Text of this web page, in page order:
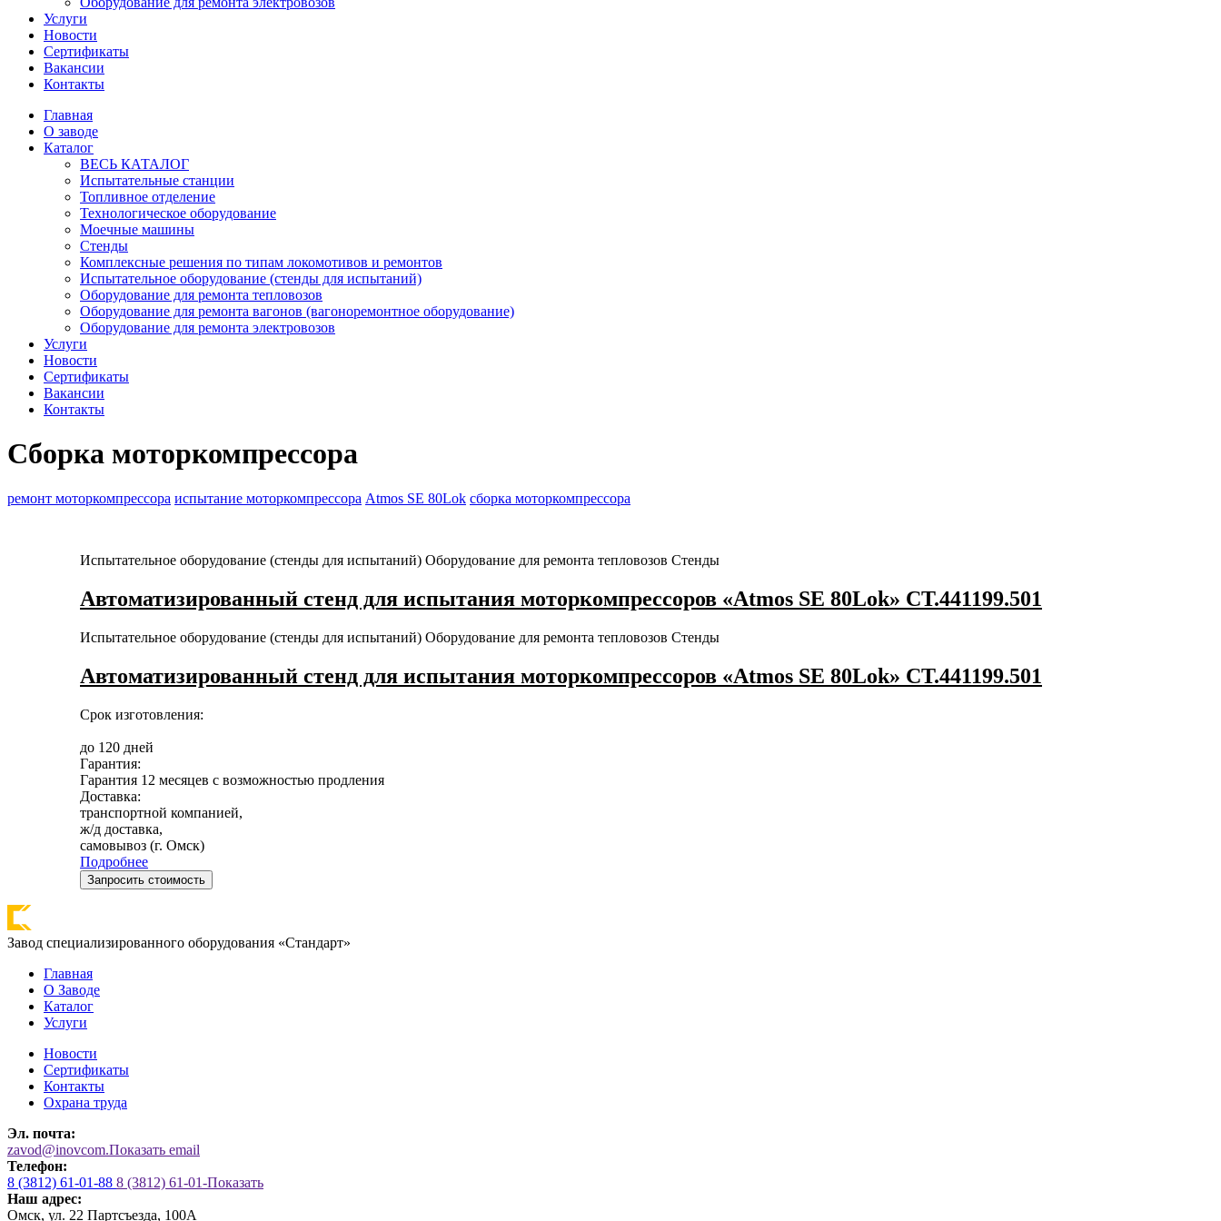
Услуги
Новости
Сертификаты
Вакансии
Контакты
Главная
О заводе
Каталог
ВЕСЬ КАТАЛОГ
Испытательные станции
Топливное отделение
Технологическое оборудование
Моечные машины
Стенды
Комплексные решения по типам локомотивов и ремонтов
Испытательное оборудование (стенды для испытаний)
Оборудование для ремонта тепловозов
Оборудование для ремонта вагонов (вагоноремонтное оборудование)
Оборудование для ремонта электровозов
Услуги
Новости
Сертификаты
Вакансии
Контакты
Сборка моторкомпрессора
ремонт моторкомпрессора испытание моторкомпрессора Atmos SE 80Lok сборка моторкомпрессора
Испытательное оборудование (стенды для испытаний) Оборудование для ремонта тепловозов Стенды
Автоматизированный стенд для испытания моторкомпрессоров «Atmos SE 80Lok» СТ.441199.501
Испытательное оборудование (стенды для испытаний) Оборудование для ремонта тепловозов Стенды
Автоматизированный стенд для испытания моторкомпрессоров «Atmos SE 80Lok» СТ.441199.501
Срок изготовления:
до 120 дней
Гарантия:
Гарантия 12 месяцев с возможностью продления
Доставка:
транспортной компанией,
ж/д доставка,
самовывоз (г. Омск)
Подробнее
Запросить стоимость
Завод специализированного оборудования «Стандарт»
Главная
О Заводе
Каталог
Услуги
Новости
Сертификаты
Контакты
Охрана труда
Эл. почта:
zavod@inovcom.Показать email
Телефон:
8 (3812) 61-01-88 8 (3812) 61-01-Показать
Наш адрес:
Омск, ул. 22 Партсъезда, 100А